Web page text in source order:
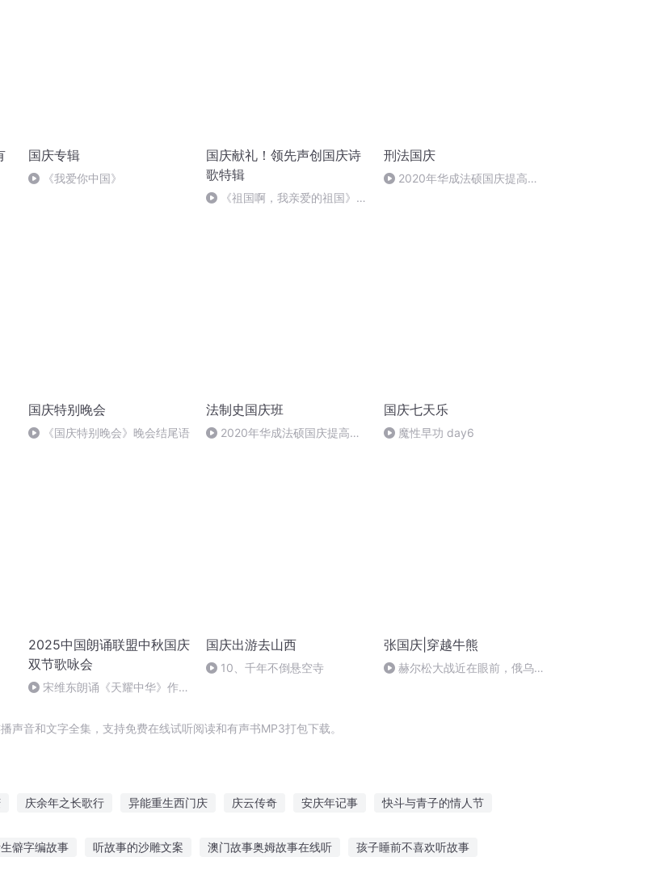
国庆专辑
《我爱你中国》
国庆献礼！领先声创国庆诗
歌特辑
《祖国啊，我亲爱的祖国》温
刑法国庆
2020年华成法硕国庆提高班
国庆特别晚会
《国庆特别晚会》晚会结尾语
法制史国庆班
2020年华成法硕国庆提高班
国庆七天乐
魔性早功 day6
2025中国朗诵联盟中秋国庆
双节歌咏会
宋维东朗诵《天耀中华》作
国庆出游去山西
10、千年不倒悬空寺
张国庆|穿越牛熊
赫尔松大战近在眼前，俄乌冲
音和文字全集，支持免费在线试听阅读和有声书MP3打包下载。
庆余年之长歌行 异能重生西门庆 庆云传奇 安庆年记事 快斗与青子的情人节
僻字编故事 听故事的沙雕文案 澳门故事奥姆故事在线听 孩子睡前不喜欢听故事